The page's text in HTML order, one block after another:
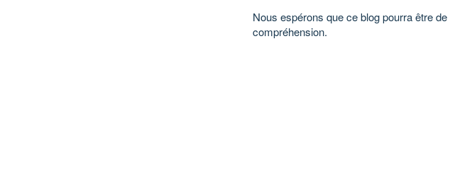
Nous espérons que ce blog pourra être
compréhension.